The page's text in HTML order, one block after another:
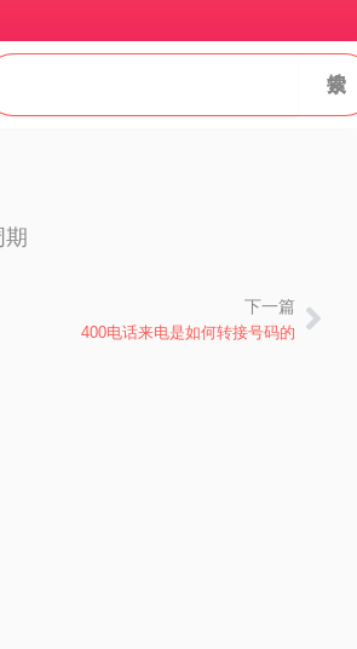
搜索
期
下一篇
400电话来电是如何转接号码的 下